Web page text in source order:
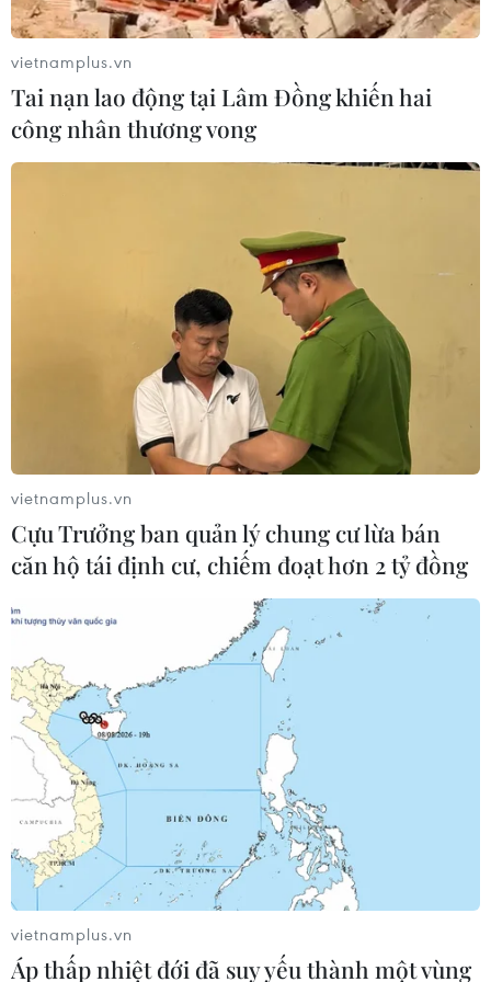
Cuộc chiến chống biến đổi khí hậu ở Mỹ
trước thách thức về sinh kế
Nhà máy James H. Miller ở Mỹ không đứng trước sức
ép phải lập tức đóng cửa mặc dù lượng khí thải mà cơ
sở này xả ra bầu khí quyển trong năm 2020 tương
đương mức thải của 3,7 triệu ôtô.
Chủ tịch Trung Quốc xác nhận dự hội
nghị thượng đỉnh về khí hậu
21/04/2021 04:24
Chủ tịch Trung Quốc Tập Cận Bình sẽ tham dự và có
bài phát biểu quan trọng vào ngày 22/4 tại Hội nghị
vietnamplus.vn
Tai nạn lao động tại Lâm Đồng khiến hai
công nhân thương vong
vietnamplus.vn
Cựu Trưởng ban quản lý chung cư lừa bán
căn hộ tái định cư, chiếm đoạt hơn 2 tỷ đồng
vietnamplus.vn
Áp thấp nhiệt đới đã suy yếu thành một vùng